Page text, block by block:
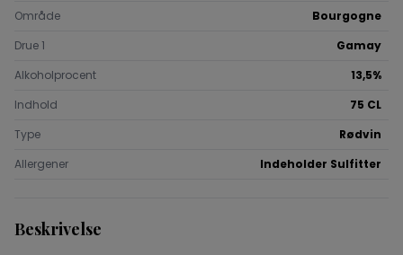
Område
Bourgogne
Drue 1
Gamay
Alkoholprocent
13,5%
Indhold
75 CL
Type
Rødvin
Allergener
Indeholder Sulfitter
Beskrivelse